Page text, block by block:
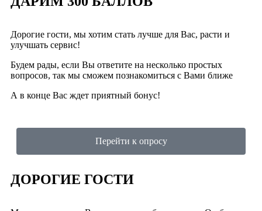
Дорогие гости, мы хотим стать лучше для Вас, расти и
улучшать сервис!
Будем рады, если Вы ответите на несколько простых
вопросов, так мы сможем познакомиться с Вами ближе
А в конце Вас ждет приятный бонус!
Перейти к опросу
ДОРОГИЕ ГОСТИ